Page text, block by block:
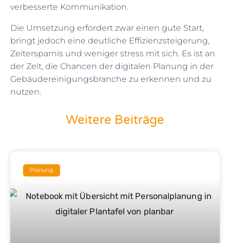
verbesserte Kommunikation.
Die Umsetzung erfordert zwar einen gute Start,
bringt jedoch eine deutliche Effizienzsteigerung,
Zeitersparnis und weniger stress mit sich. Es ist an
der Zeit, die Chancen der digitalen Planung in der
Gebäudereinigungsbranche zu erkennen und zu
nutzen.
Weitere Beiträge
Planung